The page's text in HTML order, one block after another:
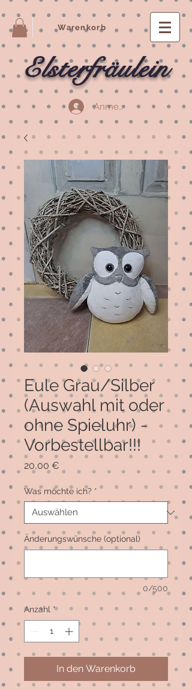
Warenkorb
Elsterfräulein
Anmelden
Eule Grau/Silber
(Auswahl mit oder
ohne Spieluhr) -
Vorbestellbar!!!
20,00 €
Was möchte ich? *
Änderungswünsche (optional)
0/500
Anzahl *
In den Warenkorb